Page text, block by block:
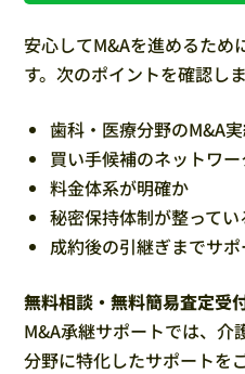
安心してM&Aを進めるため
す。次のポイントを確認しま
歯科・医療分野のM&A
買い手候補のネットワ
料金体系が明確か
秘密保持体制が整ってい
成約後の引継ぎまでサ
無料相談・無料簡易査定受
M&A承継サポートでは、介
分野に特化したサポートを